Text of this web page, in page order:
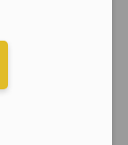
w formacie